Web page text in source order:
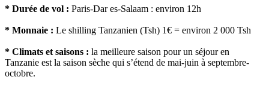
* Durée de vol : Paris-Dar es-Salaam : environ 12h
* Monnaie : Le shilling Tanzanien (Tsh) 1€ = environ 2 000 Tsh
* Climats et saisons : la meilleure saison pour un séjour en
Tanzanie est la saison sèche qui s’étend de mai-juin à septembre-
octobre.